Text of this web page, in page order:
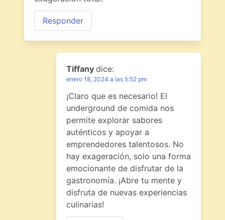
Responder
Tiffany dice:
enero 18, 2024 a las 5:52 pm
¡Claro que es necesario! El
underground de comida nos
permite explorar sabores
auténticos y apoyar a
emprendedores talentosos. No
hay exageración, solo una forma
emocionante de disfrutar de la
gastronomía. ¡Abre tu mente y
disfruta de nuevas experiencias
culinarias!